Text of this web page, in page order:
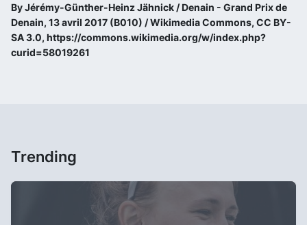
By Jérémy-Günther-Heinz Jähnick / Denain - Grand Prix de
Denain, 13 avril 2017 (B010) / Wikimedia Commons, CC BY-
SA 3.0, https://commons.wikimedia.org/w/index.php?
curid=58019261
Trending